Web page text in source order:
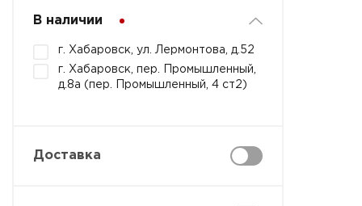
В наличии
г. Хабаровск, ул. Лермонтова, д.52
г. Хабаровск, пер. Промышленный,
д.8а (пер. Промышленный, 4 ст2)
Доставка